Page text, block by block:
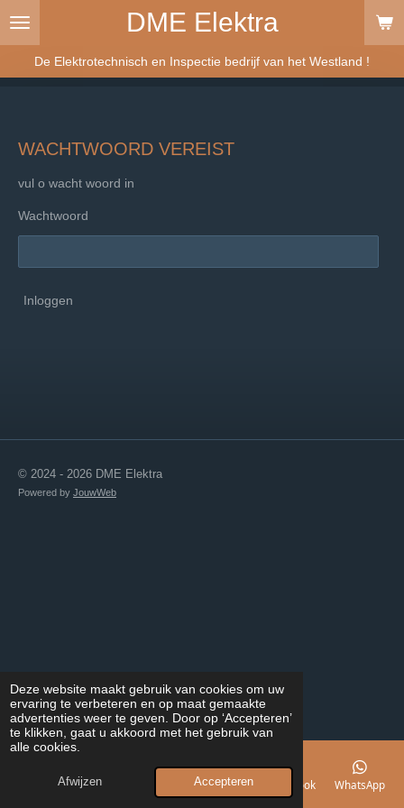
Deze website maakt gebruik van cookies om uw
ervaring te verbeteren en op maat gemaakte
advertenties weer te geven. Door op ‘Accepteren’
te klikken, gaat u akkoord met het gebruik van
alle cookies.
Afwijzen Accepteren
Ga
de
DME Elektra
De Elektrotechnisch en Inspectie bedrijf van het Westland !
WACHTWOORD VEREIST
vul o wacht woord in
Wachtwoord
Inloggen
© 2024 - 2026 DME Elektra
Powered by JouwWeb
E-mailadres Telefoonnummer Kaart Facebook WhatsApp